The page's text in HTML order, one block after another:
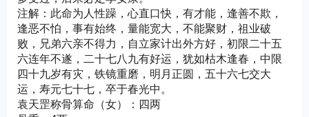
注解：此命为人性躁，心直口快，有才能，逢善不欺，
逢恶不怕，事有始终，量能宽大，不能聚财，祖业破
败，兄弟六亲不得力，自立家计出外方好，初限二十五
六连年不遂，二十七八九有好运，犹如枯木逢春，中限
四十九岁有灾，铁镜重磨，明月正圆，五十六七交大
运，寿元七十七，卒于春光中。
袁天罡称骨算命（女）：四两